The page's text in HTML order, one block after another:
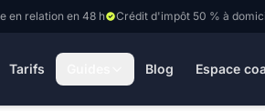
en relation en 48 h Crédit d'impôt 50 % à
Tarifs Blog Espace